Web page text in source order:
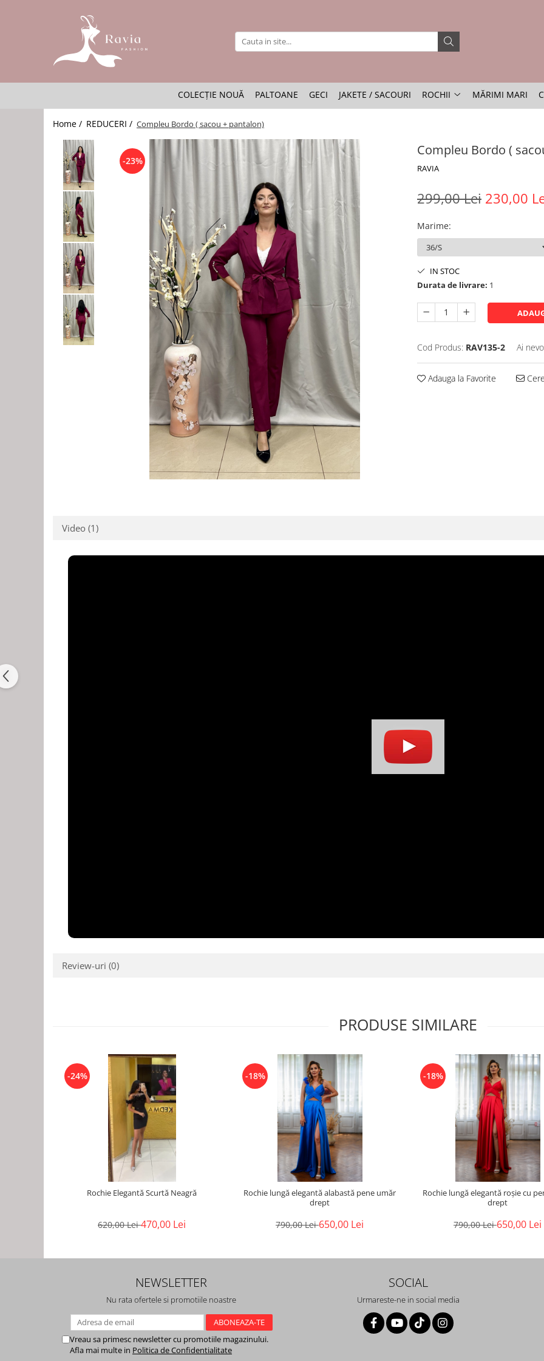
Rochii elegante lungi
Rochii elegante midi
Rochii casual
Rochii de ocazie
Rochii de nuntă
Rochii de botez
Rochii de seară
Rochii cu imprimeuri
Rochii elegante cu pene
Rochii mărimi mari
COLECȚIE NOUĂ PALTOANE GECI JAKETE / SACOURI ROCHII MĂRIMI MARI
Home / REDUCERI / Compleu Bordo ( sacou + pantalon)
Compleu Bordo (
RAVIA
-23%
299,00 Lei 230,00
Marime:
IN STOC
Durata de livrare: 1
Cod Produs: RAV135-2 Ai
Adauga la Favorite
Video (1)
Review-uri (0)
PRODUSE SIMILARE
-24%
Rochie Elegantă Scurtă Neagră
620,00 Lei470,00 Lei
-18%
Rochie lungă elegantă alabastă pene umăr
drept
790,00 Lei650,00 Lei
-18%
Rochie lungă elegantă roșie cu pene umăr
drept
790,00 Lei650,00 Lei
NEWSLETTER
Nu rata ofertele si promotiile noastre
Vreau sa primesc newsletter cu promotiile magazinului.
Afla mai multe in Politica de Confidentialitate
SOCIAL
Urmareste-ne in social media